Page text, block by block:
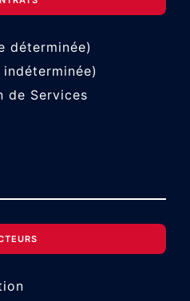
déterminée)
de Services